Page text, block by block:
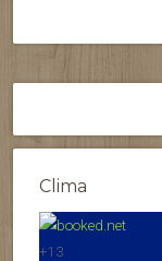
Clima
+13